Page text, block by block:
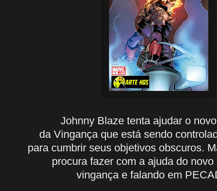
Johnny Blaze tenta ajudar o
da Vingança que está sendo
para cumbrir seus objetivos obscuros.
procura fazer com a ajuda do
vingança e falando em